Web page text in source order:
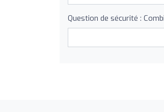
Question de sécurité :